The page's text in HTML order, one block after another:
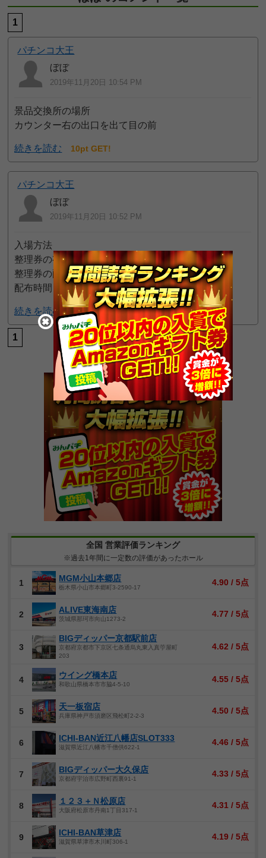
1
パチンコ大王
ぼぼ
2019年11月20日 10:54 PM
景品交換所の場所
カウンター右の出口を出て目の前
続きを読む 10pt GET!
パチンコ大王
ぼぼ
2019年11月20日 10:52 PM
入場方法
整理券の有無：あり（会員カード不要）
整理券の配布方法：並び順
配布時間：9:00
続きを読む 10pt GET!
1
全国 営業評価ランキング
※過去1年間に一定数の評価があったホール
1 MGM小山本郷店
栃木県小山市本郷町3-2590-17
4.90 / 5点
2 ALIVE東海南店
茨城県那珂市向山1273-2
4.77 / 5点
3
BIGディッパー京都駅前店
京都府京都市下京区七条通烏丸東入真苧屋町
203
4.62 / 5点
4 ウイング橋本店
和歌山県橋本市市脇4-5-10
4.55 / 5点
5 天一板宿店
兵庫県神戸市須磨区飛松町2-2-3
4.50 / 5点
6 ICHI-BAN近江八幡店SLOT333
滋賀県近江八幡市千僧供622-1
4.46 / 5点
7 BIGディッパー大久保店
京都府宇治市広野町西裏91-1
4.33 / 5点
8 １２３＋Ｎ松原店
大阪府松原市丹南1丁目317-1
4.31 / 5点
9 ICHI-BAN草津店
滋賀県草津市木川町306-1
4.19 / 5点